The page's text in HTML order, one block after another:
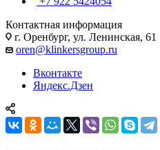
Контактная информация
г. Оренбург, ул. Ленинская, 61
oren@klinkersgroup.ru
Вконтакте
Яндекс.Дзен